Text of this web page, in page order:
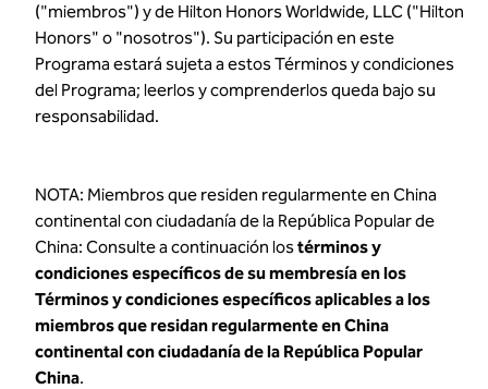
("miembros") y de Hilton Honors Worldwide, LLC ("Hilton
Honors" o "nosotros"). Su participación en este
Programa estará sujeta a estos Términos y condiciones
del Programa; leerlos y comprenderlos queda bajo su
responsabilidad.
NOTA: Miembros que residen regularmente en China
continental con ciudadanía de la República Popular de
China: Consulte a continuación lostérminos y
condiciones específicos de su membresía en los
Términos y condiciones específicos aplicables a los
miembros que residan regularmente en China
continental con ciudadanía de la República Popular
China.